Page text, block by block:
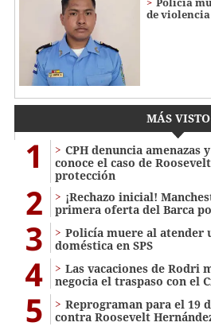
de violencia
MÁS VISTO
1
CPH denuncia amenazas
conoce el caso de
protección
2
¡Rechazo inicial!
primera oferta del Barca
3
Policía muere al atender
doméstica en SPS
4
Las vacaciones de Rodri
negocia el traspaso con el
5
Reprograman para el 19
contra Roosevelt